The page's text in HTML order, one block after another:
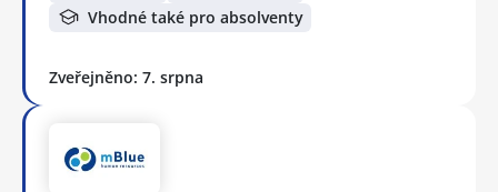
Vhodné také pro absolventy
Zveřejněno: 7. srpna